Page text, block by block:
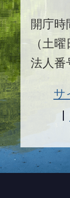
開庁
（土
法人
サ